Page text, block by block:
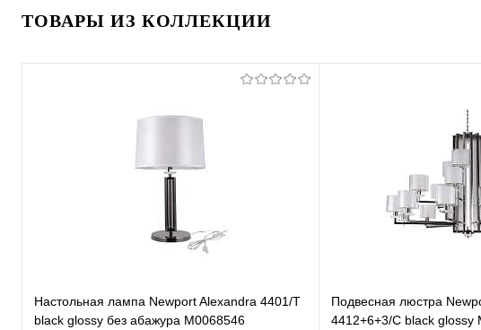
ТОВАРЫ ИЗ КОЛЛЕКЦИИ
Настольная лампа Newport Alexandra 4401/T
black glossy без абажура М0068546
Подвесная люстра
4412+6+3/C black glossy